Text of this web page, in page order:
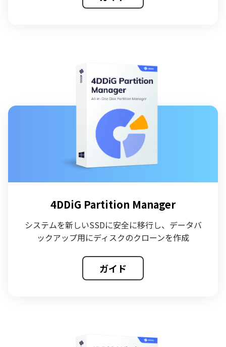
4DDiG Partition Manager
システムを新しいSSDに安全に移行し、データバ
ックアップ用にディスクのクローンを作成
ガイド